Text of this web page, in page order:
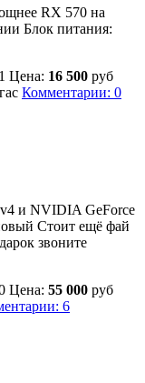
RX 570 на
Блок питания:
Цена: 16 500 руб
Комментарии: 0
v4 и NVIDIA GeForce
Стоит ещё фай
звоните
Цена: 55 000 руб
6